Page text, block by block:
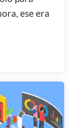
ese era